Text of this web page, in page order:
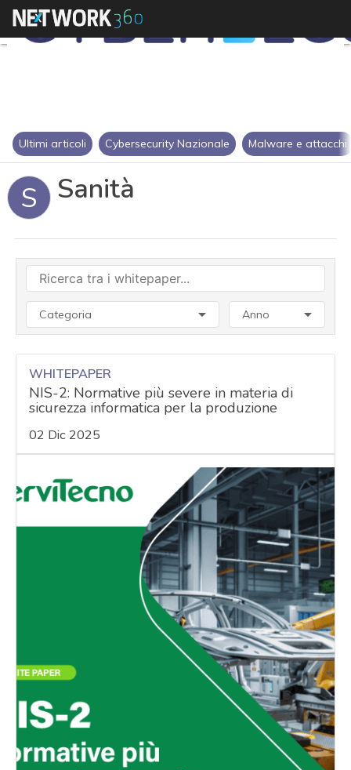
Ultimi articoli Cybersecurity Nazionale Malware e attacchi
S Sanità
Categoria Anno
WHITEPAPER
NIS-2: Normative più severe in materia di
sicurezza informatica per la produzione
02 Dic 2025